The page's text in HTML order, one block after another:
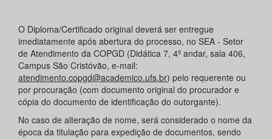
O Diploma/Certificado original deverá ser entregue
imediatamente após abertura do processo, no SEA - Setor
de Atendimento da COPGD (Didática 7, 4º andar, sala 406,
Campus São Cristóvão, e-mail:
atendimento.copgd@academico.ufs.br) pelo requerente ou
por procuração (com documento original do procurador e
cópia do documento de identificação do outorgante).
No caso de alteração de nome, será considerado o nome da
época da titulação para expedição de documentos, sendo